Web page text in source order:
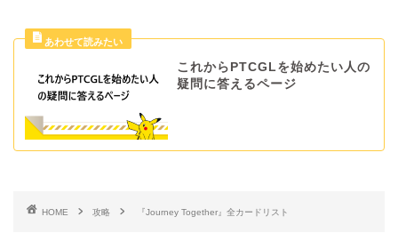
これからPTCGLを始めたい人の
疑問に答えるページ
HOME 攻略 『Journey Together』全カードリスト